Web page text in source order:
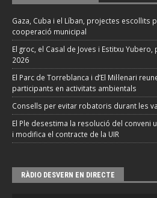
Gaza, Cuba i el Líban, projectes escollits
cooperació municipal
El groc, el Casal de Joves i Estitxu
2026
El Parc de Torreblanca i d’El Mil·lenari
participants en activitats ambientals
Consells per evitar robatoris durant les
El Ple desestima la resolució del conveni
i modifica el contracte de la UIR
RÀDIO DESVERN EN DIRECTE